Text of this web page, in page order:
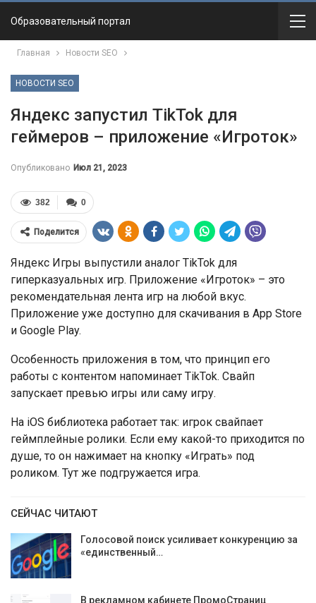
Образовательный портал
Главная Новости SEO
НОВОСТИ SEO
Яндекс запустил TikTok для
геймеров – приложение «Игроток»
Опубликовано Июл 21, 2023
0
382
Поделится
Яндекс Игры выпустили аналог TikTok для
гиперказуальных игр. Приложение «Игроток» – это
рекомендательная лента игр на любой вкус.
Приложение уже доступно для скачивания в App Store
и Google Play.
Особенность приложения в том, что принцип его
работы с контентом напоминает TikTok. Свайп
запускает превью игры или саму игру.
На iOS библиотека работает так: игрок свайпает
геймплейные ролики. Если ему какой-то приходится по
душе, то он нажимает на кнопку «Играть» под
роликом. Тут же подгружается игра.
СЕЙЧАС ЧИТАЮТ
Голосовой поиск усиливает конкуренцию за
«единственный…
В рекламном кабинете ПромоСтраниц